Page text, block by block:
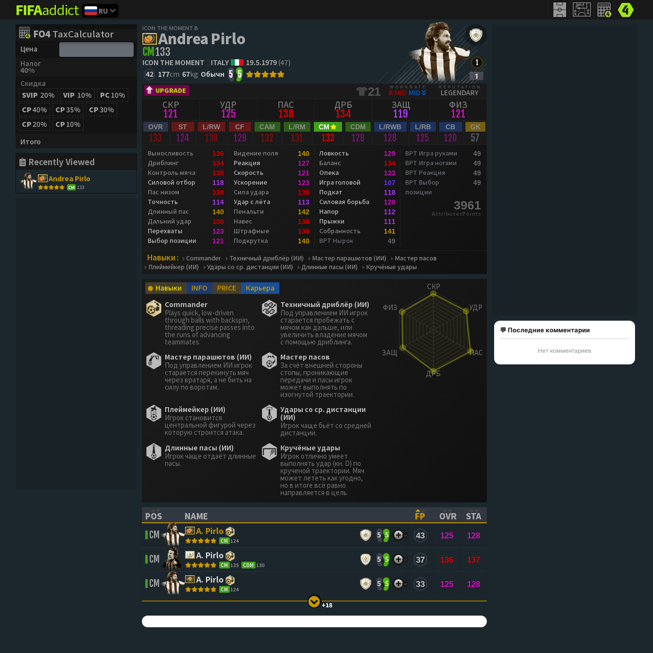
FIFAaddict RU
FO4TaxCalculator
Цена
Налог
40%
Скидка
SVIP 20% VIP 10% PC 10%
CP40% CP35% CP30%
CP20% CP 10%
Итого
Recently Viewed
Andrea Pirlo
CM 133
ICON THE MOMENT B
Andrea Pirlo
CM 133
ICON THE MOMENT ITALY 19.5.1979(47)
42 177cm 67kg Обычн 5 5
UPGRADE 21 WORKRATE
MID MID
REPUTATION
LEGENDARY
СКР
121
УДР
125
ПАС
138
ДРБ
134
ЗАЩ
119
ФИЗ
121
OVR
133
ST
124
L/RW
130
CF
129
CAM
132
L/RM
131
CM
133
CDM
128
L/RWB
128
L/RB
125
CB
120
GK
57
Выносливость 136
Дриблинг 134
Контроль мяча 138
Силовой отбор 118
Пас низом 138
Точность 114
Длинный пас 140
Дальний удар 138
Перехваты 123
Выбор позиции 121
Видение поля 140
Реакция 127
Скорость 121
Ускорение 123
Сила удара 138
Удар с лёта 113
Пенальти 142
Навес 138
Штрафные 139
Подкрутка 140
Ловкость 129
Баланс 134
Опека 123
Игра головой 107
Подкат 118
Силовая борьба 120
Напор 112
Прыжки 111
Собранность 141
ВРТ Нырок 49
ВРТ Игра руками 49
ВРТ Игра ногами 49
ВРТ Реакция 49
ВРТ Выбор
позиции
49
3961
AttributesPoints
Навыки : Commander Техничный дриблёр (ИИ) Мастер парашютов (ИИ)
Мастер пасов
Плеймейкер (ИИ)
Удары со ср. дистанции (ИИ) Длинные пасы (ИИ) Кручёные удары
Навыки INFO PRICE
Карьера
Commander
Plays quick, low-driven
through balls with backspin,
threading precise passes into
the runs of advancing
teammates.
Техничный дриблёр (ИИ)
Под управлением ИИ игрок
старается пробежать с
мячом как дальше, или
увеличить владение мячом
с помощью дриблинга.
Мастер парашютов (ИИ)
Под управлением ИИ игрок
старается перекинуть мяч
через вратаря, а не бить на
силу по воротам.
Мастер пасов
За счёт внешней стороны
стопы, проникающие
передачи и пасы игрок
может выполнять по
изогнутой траектории.
Плеймейкер (ИИ)
Игрок становится
центральной фигурой через
которую строится атака.
Удары со ср. дистанции
(ИИ)
Игрок чаще бьёт со средней
дистанции.
Длинные пасы (ИИ)
Игрок чаще отдаёт длинные
пасы.
Кручёные удары
Игрок отлично умеет
выполнять удар (кн. D) по
крученой траектории. Мяч
может лететь как угодно,
но в итоге всё равно
направляется в цель.
POS
(CLICK TO SORT ASCENDING)
NAME
(CLICK TO SORT ASCENDING)
FP
OVR
STA
CM A. Pirlo
CM 124
5 5 43 125 128
CM A. Pirlo
CM 135 CDM 130
5 5 37 136 137
CM A. Pirlo
CM 124
5 5 33 125 128
+18
💬 Последние комментарии
Нет комментариев